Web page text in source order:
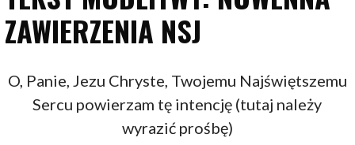
ZAWIERZENIA NSJ
O, Panie, Jezu Chryste, Twojemu Najświętszemu
Sercu powierzam tę intencję (tutaj należy
wyrazić prośbę)